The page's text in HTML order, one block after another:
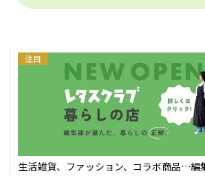
注目
生活雑貨、ファッション、コラボ商品…編